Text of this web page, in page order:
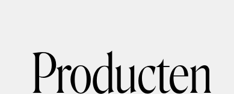
Producten